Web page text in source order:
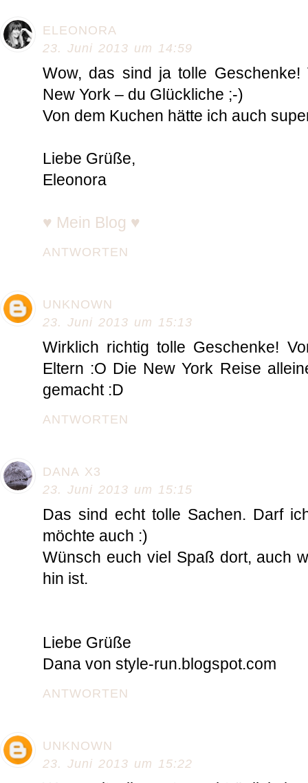
ELEONORA
23. Juni 2013 um 14:59
Wow, das sind ja tolle
New York – du Glückliche ;-)
Von dem Kuchen hätte ich auch
Liebe Grüße,
Eleonora
♥ Mein Blog ♥
ANTWORTEN
UNKNOWN
23. Juni 2013 um 15:13
Wirklich richtig tolle Geschenke!
Eltern :O Die New York Reise
gemacht :D
ANTWORTEN
DANA X3
23. Juni 2013 um 15:15
Das sind echt tolle Sachen. Darf
möchte auch :)
Wünsch euch viel Spaß dort, auch
hin ist.
Liebe Grüße
Dana von style-run.blogspot.com
ANTWORTEN
UNKNOWN
23. Juni 2013 um 15:22